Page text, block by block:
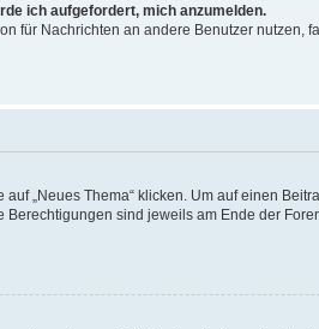
ich aufgefordert, mich anzumelden.
für Nachrichten an andere Benutzer
„Neues Thema“ klicken. Um auf einen
sind jeweils am Ende der